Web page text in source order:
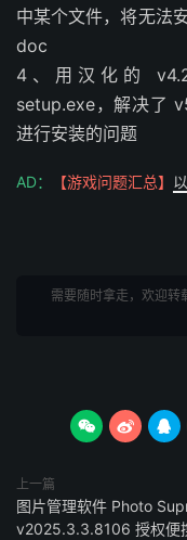
中某个文件，将无法
doc
4、用汉化的
setup.exe，解决了
进行安装的问题
AD： 【游戏问题汇总】
需要随时拿走，欢迎转
  
上一篇
图片管理软件 Photo
v2025.3.3.8106 授权便